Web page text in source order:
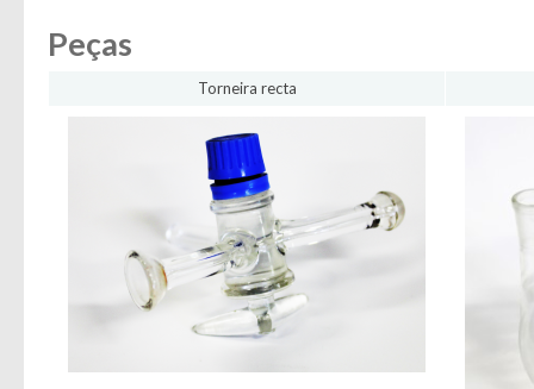
Peças
Torneira recta